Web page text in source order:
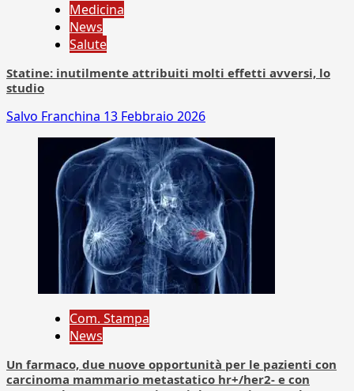
Medicina
News
Salute
Statine: inutilmente attribuiti molti effetti avversi, lo
studio
Salvo Franchina 13 Febbraio 2026
Com. Stampa
News
Un farmaco, due nuove opportunità per le pazienti con
carcinoma mammario metastatico hr+/her2- e con